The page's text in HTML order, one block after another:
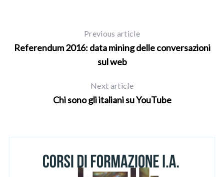
Previous article
Referendum 2016: data mining delle conversazioni
sul web
Next article
Chi sono gli italiani su YouTube